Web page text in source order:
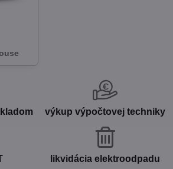
výkup výpočtovej techniky
likvidácia elektroodpadu